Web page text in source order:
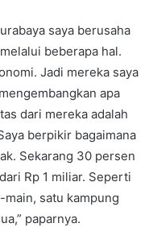
saya berusaha
beberapa hal.
Jadi mereka saya
apa
dari mereka adalah
berpikir bagaimana
Sekarang 30 persen
Rp 1 miliar. Seperti
satu kampung
paparnya.